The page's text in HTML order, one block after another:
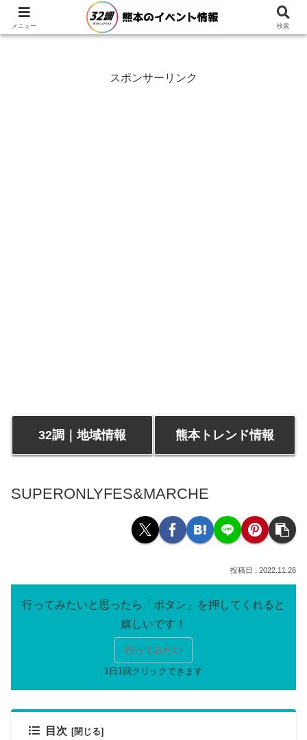
スポンサーリンク
32調｜地域情報 熊本トレンド情報
SUPERONLYFES&MARCHE
2022.11.26
行ってみたい
目次
メニュー 検索